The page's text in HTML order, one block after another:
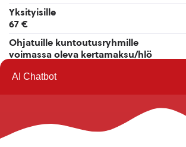
Yksityisille
67 €
Ohjatuille kuntoutusryhmille
voimassa oleva kertamaksu/hlö
Ryhmien suurin sallittu koko 50 henkilöä
Rautalammin kunta